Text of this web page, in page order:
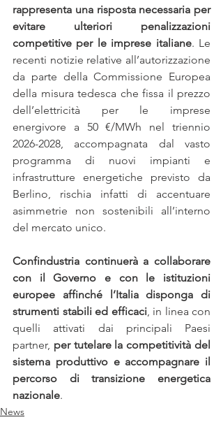
rappresenta una risposta necessaria per
evitare ulteriori penalizzazioni
competitive per le imprese italiane. Le
recenti notizie relative all’autorizzazione
da parte della Commissione Europea
della misura tedesca che fissa il prezzo
dell’elettricità per le imprese
energivore a 50 €/MWh nel triennio
2026-2028, accompagnata dal vasto
programma di nuovi impianti e
infrastrutture energetiche previsto da
Berlino, rischia infatti di accentuare
asimmetrie non sostenibili all’interno
del mercato unico.
Confindustria continuerà a collaborare
con il Governo e con le istituzioni
europee affinché l’Italia disponga di
strumenti stabili ed efficaci, in linea con
quelli attivati dai principali Paesi
partner, per tutelare la competitività del
sistema produttivo e accompagnare il
percorso di transizione energetica
nazionale.
News